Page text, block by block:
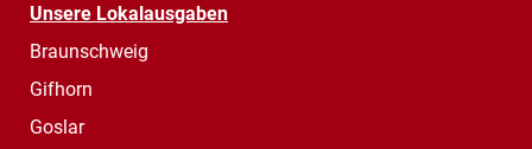
Unsere Lokalausgaben
Braunschweig
Gifhorn
Goslar